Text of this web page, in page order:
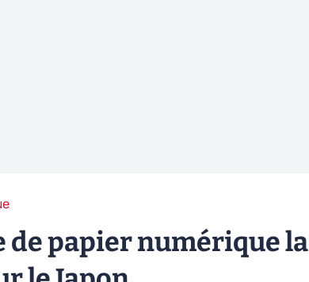
de papier numérique la